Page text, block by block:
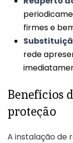
firmes e
rede
Benefícios
proteção
A instalação de